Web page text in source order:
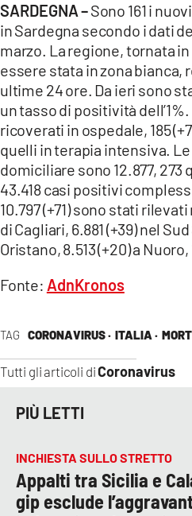
TAG CORONAVIRUS · ITALIA ·
Tutti gli articoli diCoronavirus
SARDEGNA –Sono 161 i
in Sardegna secondo i dati
marzo. La regione, tornata
essere stata in zona bianca,
ultime 24 ore. Da ieri sono
un tasso di positività
ricoverati in ospedale, 185
quelli in terapia intensiva.
domiciliare sono 12.877, 273
43.418 casi positivi
10.797 (+71) sono stati
di Cagliari, 6.881 (+39) nel
Oristano, 8.513 (+20) a
Fonte: AdnKronos
PIÙ LETTI
INCHIESTA SULLO STRETTO
Appalti tra Sicilia e
gip esclude